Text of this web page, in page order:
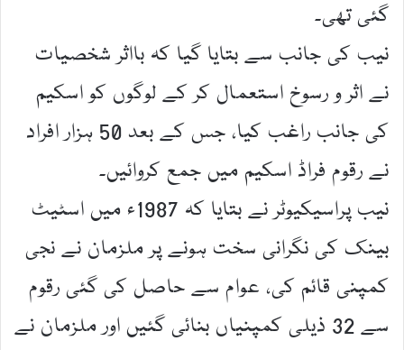
گئی تھی۔
نیب کی جانب سے بتایا گیا کہ بااثر شخصیات
نے اثر و رسوخ استعمال کر کے لوگوں کو اسکیم
کی جانب راغب کیا، جس کے بعد 50 ہزار افراد
نے رقوم فراڈ اسکیم میں جمع کروائیں۔
نیب پراسیکیوٹر نے بتایا کہ 1987ء میں اسٹیٹ
بینک کی نگرانی سخت ہونے پر ملزمان نے نجی
کمپنی قائم کی، عوام سے حاصل کی گئی رقوم
سے 32 ذیلی کمپنیاں بنائی گئیں اور ملزمان نے